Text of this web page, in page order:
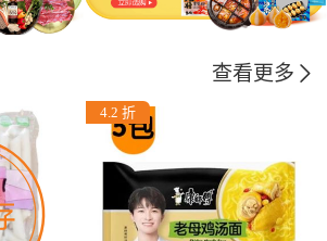
查看更多
4.2 折